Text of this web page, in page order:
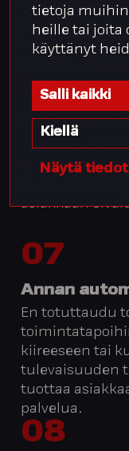
tietoja
heille tai joita
käyttänyt
Salli kaikki
Kiellä
Näytä tiedot
Kokeilen, jaan
jatkuvasti
Kun
06
Manifestoin
Teen
eivät ole vielä
asiakkaan
07
Annan
En totuttaudu
kiireeseen tai
tulevaisuuden
tuottaa
palvelua.
08